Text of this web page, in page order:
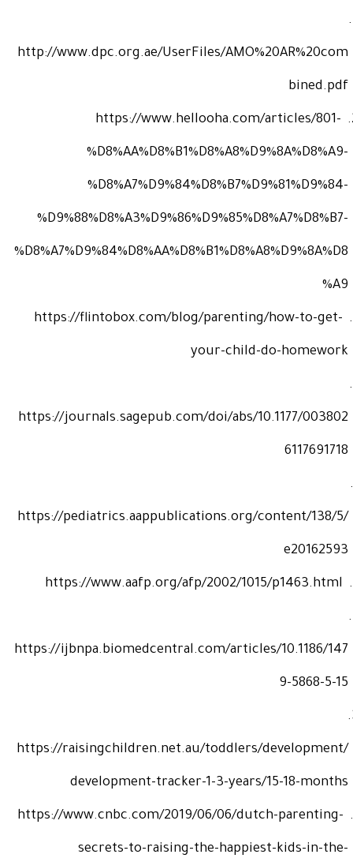
http://www.dpc.org.ae/UserFiles/AMO%20AR%20com
bined.pdf
https://www.hellooha.com/articles/801-
%D8%AA%D8%B1%D8%A8%D9%8A%D8%A9-
%D8%A7%D9%84%D8%B7%D9%81%D9%84-
%D9%88%D8%A3%D9%86%D9%85%D8%A7%D8%B7-
%D8%A7%D9%84%D8%AA%D8%B1%D8%A8%D9%8A%D8
%A9
https://flintobox.com/blog/parenting/how-to-get-
your-child-do-homework
https://journals.sagepub.com/doi/abs/10.1177/003802
6117691718
https://pediatrics.aappublications.org/content/138/5/
e20162593
https://www.aafp.org/afp/2002/1015/p1463.html
https://ijbnpa.biomedcentral.com/articles/10.1186/147
9-5868-5-15
https://raisingchildren.net.au/toddlers/development/
development-tracker-1-3-years/15-18-months
https://www.cnbc.com/2019/06/06/dutch-parenting-
secrets-to-raising-the-happiest-kids-in-the-